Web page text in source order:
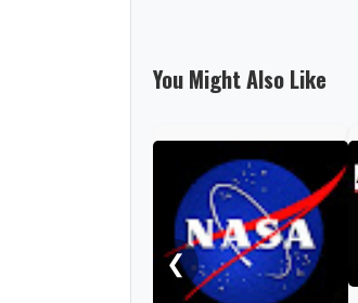
You Might Also Like
❮